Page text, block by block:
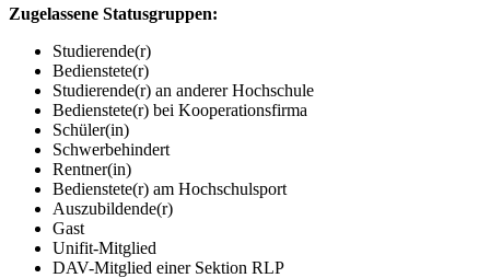
Zugelassene Statusgruppen:
Studierende(r)
Bedienstete(r)
Studierende(r) an anderer Hochschule
Bedienstete(r) bei Kooperationsfirma
Schüler(in)
Schwerbehindert
Rentner(in)
Bedienstete(r) am Hochschulsport
Auszubildende(r)
Gast
Unifit-Mitglied
DAV-Mitglied einer Sektion RLP